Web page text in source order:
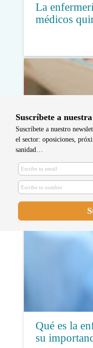
La
médicos
Enfermeros
Qué es la
su
Suscríbete a
Suscríbete a nuestro
el sector: oposiciones,
sanidad…